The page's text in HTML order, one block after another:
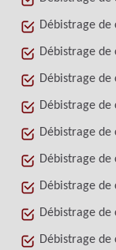
Débistrage de
Débistrage de
Débistrage de
Débistrage de
Débistrage
Débistrage de
Débistrage de
Débistrage de
Débistrage de